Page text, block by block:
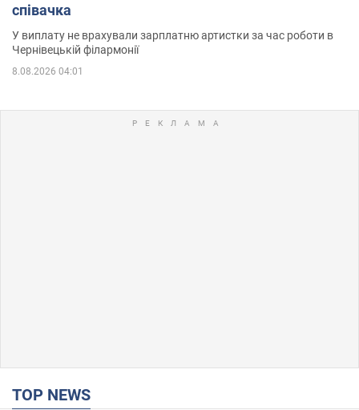
співачка
У виплату не врахували зарплатню артистки за час роботи в
Чернівецькій філармонії
8.08.2026 04:01
TOP NEWS